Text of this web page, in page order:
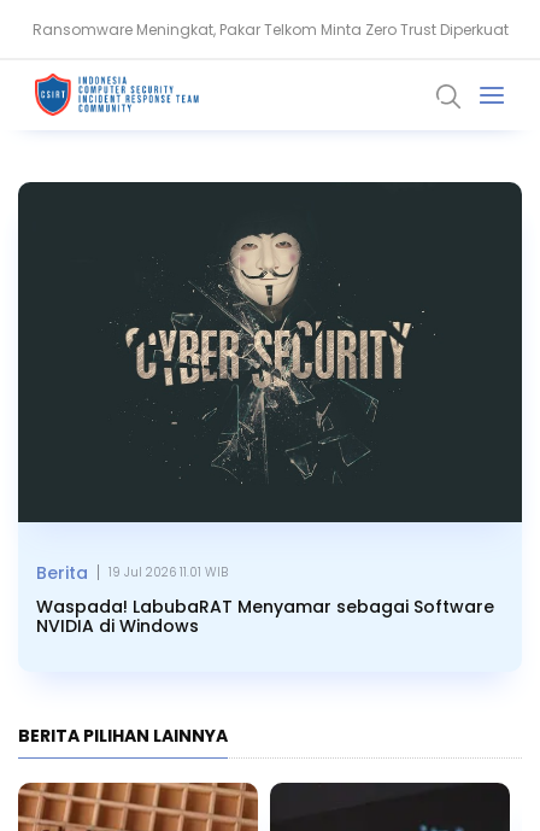
Ransomware Meningkat, Pakar Telkom Minta Zero Trust Diperkuat
Ruflo Rentan Diretas, API Key hingga Memori AI Terancam Bocor
Waspada! LabubaRAT Menyamar sebagai Software
NVIDIA di Windows
Berita | 19 Jul 2026 11.01 WIB
BERITA PILIHAN LAINNYA